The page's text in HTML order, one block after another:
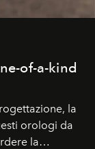
of-a-kind
la
orologi da
la